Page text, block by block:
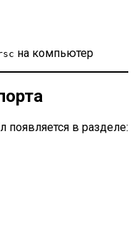
на компьютер
в разделе: